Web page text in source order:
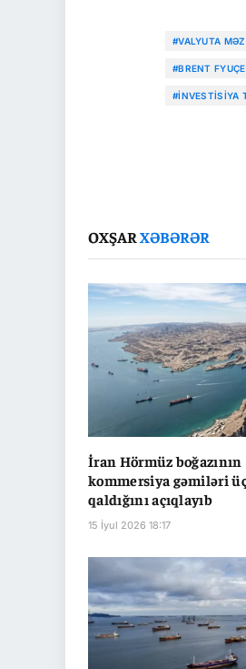
#VALYUTA
#BRENT
#İNVESTISIYA
OXŞARXƏBƏRƏR
İran Hörmüz boğazının
kommersiya gəmiləri
qaldığını açıqlayıb
15 İyul 2026 18:17